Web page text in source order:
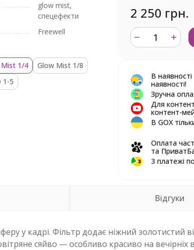
glow mist,
спецефекти
Freewell
Mist 1/4
Glow Mist 1/8
1-5
2 250 грн.
В
наявності!
Зручна
Для
контент-
В GOX
Оплата
та
3 платежі
Відгуки
у кадрі. Фільтр додає ніжний золотистий
сяйво — особливо красиво на вечірніх